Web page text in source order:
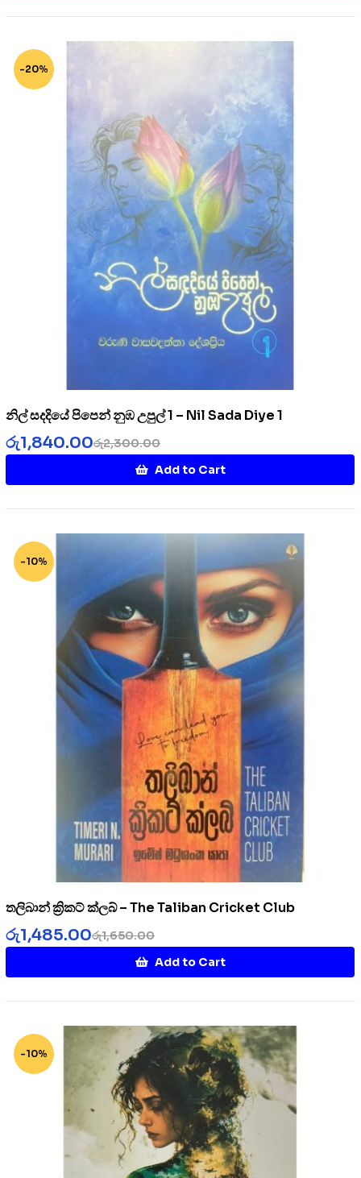
-20%
නිල් සදදියේ පිපෙන් නුඹ උපුල් 1 – Nil Sada Diye 1
රු2,300.00
රු1,840.00
Add to Cart
-10%
තලිබාන් ක්‍රිකට් ක්ලබ් – The Taliban Cricket Club
රු1,650.00
රු1,485.00
Add to Cart
-10%